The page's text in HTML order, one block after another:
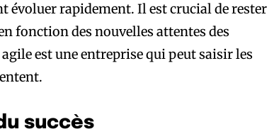
évoluer rapidement. Il est crucial de rester
fonction des nouvelles attentes des
est une entreprise qui peut saisir les
succès